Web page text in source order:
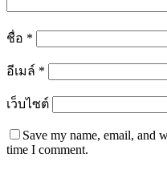
ชื่อ *
อีเมล์ *
เว็บไซต์
Save my name, email, and
time I comment.